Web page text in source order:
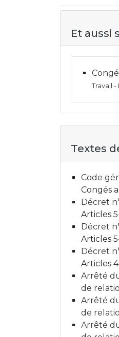
Et aussi
Travail
Textes
Code
Congés
Décret
Articles
Décret
Articles
Décret
Articles
Arrêté
de
Arrêté
de
Arrêté